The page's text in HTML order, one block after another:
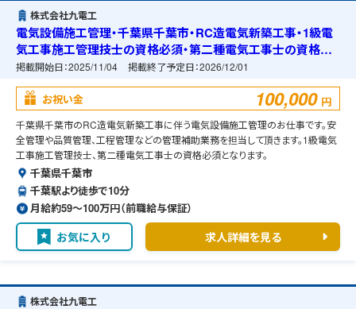
株式会社九電工
電気設備施工管理・千葉県千葉市・RC造電気新築工事・1級電
気工事施工管理技士の資格必須・第二種電気工事士の資格必
須・宿舎の準備可能
掲載開始日：2025/11/04 掲載終了予定日：2026/12/01
お祝い金 100,000 円
千葉県千葉市のRC造電気新築工事に伴う電気設備施工管理のお仕事です。安
全管理や品質管理、工程管理などの管理補助業務を担当して頂きます。1級電気
工事施工管理技士、第二種電気工事士の資格必須となります。
千葉県千葉市
千葉駅より徒歩で10分
月給約59〜100万円（前職給与保証）
お気に入り 求人詳細を見る
株式会社九電工